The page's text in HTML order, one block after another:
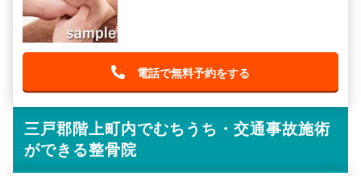
電話で無料予約をする
三戸郡階上町内でむちうち・交通事故施術
ができる整骨院